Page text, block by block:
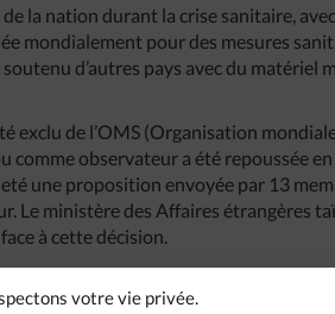
votre vie privée.
la nation durant la crise sanitaire,
mondialement pour des mesures
d’autres pays avec du matériel
exclu de l’OMS (Organisation
comme observateur a été repoussée
une proposition envoyée par 13
Le ministère des Affaires étrangères
à cette décision.
à atteindre un objectif de
projets environnementaux, dont